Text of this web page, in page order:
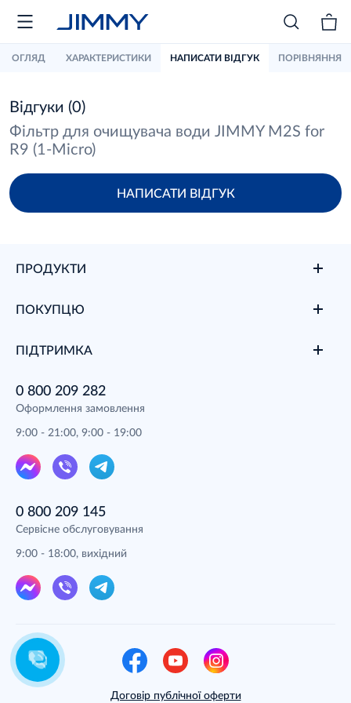
ОГЛЯД ХАРАКТЕРИСТИКИ НАПИСАТИ ВІДГУК ПОРІВНЯННЯ
Відгуки (0)
Фільтр для очищувача води JIMMY M2S for
R9 (1-Micro)
НАПИСАТИ ВІДГУК
ПРОДУКТИ
ПОКУПЦЮ
ПІДТРИМКА
0 800 209 282
Оформлення замовлення
9:00 - 21:00, 9:00 - 19:00
0 800 209 145
Сервісне обслуговування
9:00 - 18:00, вихідний
Договір публічної оферти